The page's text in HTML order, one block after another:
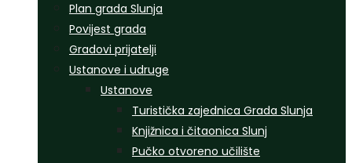
Plan grada Slunja
Povijest grada
Gradovi prijatelji
Ustanove i udruge
Ustanove
Turistička zajednica Grada Slunja
Knjižnica i čitaonica Slunj
Pučko otvoreno učilište